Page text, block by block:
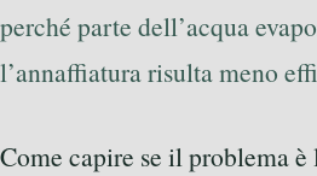
perché parte dell’acqua
l’annaffiatura risulta meno
Come capire se il problema è